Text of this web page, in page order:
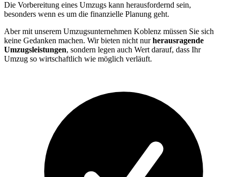
Die Vorbereitung eines Umzugs kann herausfordernd sein,
besonders wenn es um die finanzielle Planung geht.
Aber mit unserem Umzugsunternehmen Koblenz müssen Sie sich
keine Gedanken machen. Wir bieten nicht nurherausragende
Umzugsleistungen, sondern legen auch Wert darauf, dass Ihr
Umzug so wirtschaftlich wie möglich verläuft.